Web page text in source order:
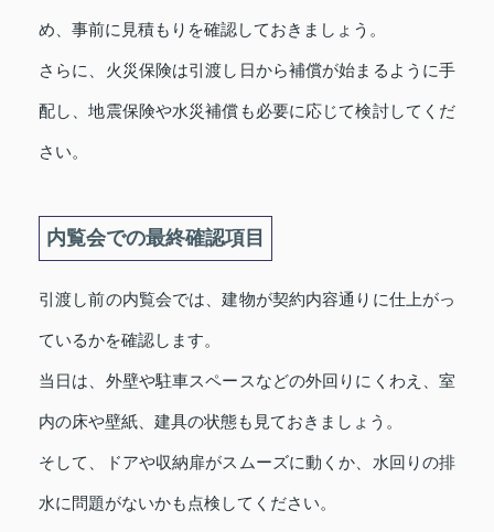
め、事前に見積もりを確認しておきましょう。
さらに、火災保険は引渡し日から補償が始まるように手
配し、地震保険や水災補償も必要に応じて検討してくだ
さい。
内覧会での最終確認項目
引渡し前の内覧会では、建物が契約内容通りに仕上がっ
ているかを確認します。
当日は、外壁や駐車スペースなどの外回りにくわえ、室
内の床や壁紙、建具の状態も見ておきましょう。
そして、ドアや収納扉がスムーズに動くか、水回りの排
水に問題がないかも点検してください。